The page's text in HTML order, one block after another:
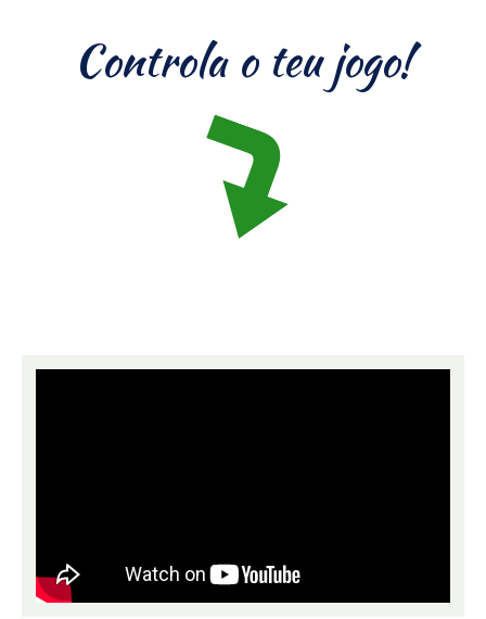
Controla o teu jogo!